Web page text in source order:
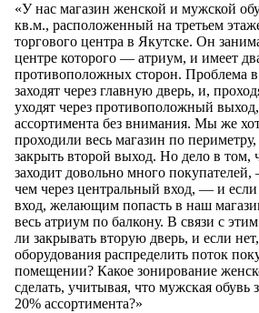
«У нас магазин женской и мужской
кв.м., расположенный на третьем
торгового центра в Якутске. Он
центре которого — атриум, и имеет
противоположных сторон. Проблема
заходят через главную дверь, и,
уходят через противоположный выход,
ассортимента без внимания. Мы же
проходили весь магазин по
закрыть второй выход. Но дело в том,
заходит довольно много
чем через центральный вход, — и
вход, желающим попасть в наш
весь атриум по балкону. В связи с
ли закрывать вторую дверь, и если
оборудования распределить поток
помещении? Какое зонирование
сделать, учитывая, что мужская обувь
20% ассортимента?»